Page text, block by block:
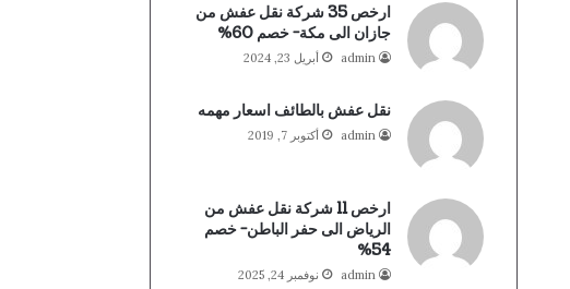
ارخص 35 شركة نقل عفش من
جازان الى مكة- خصم 60%
admin أبريل 23, 2024
نقل عفش بالطائف اسعار مهمه
admin أكتوبر 7, 2019
ارخص 11 شركة نقل عفش من
الرياض الى حفر الباطن- خصم
54%
admin نوفمبر 24, 2025